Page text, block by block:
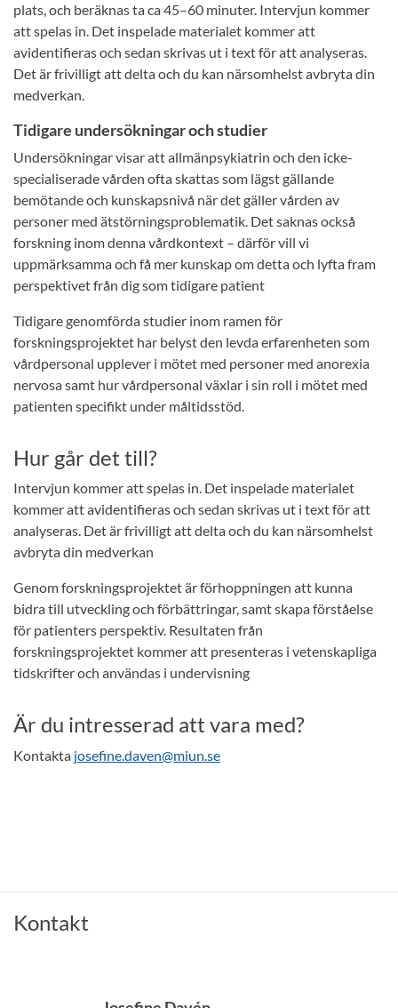
plats, och beräknas ta ca 45–60 minuter. Intervjun kommer
att spelas in. Det inspelade materialet kommer att
avidentifieras och sedan skrivas ut i text för att analyseras.
Det är frivilligt att delta och du kan närsomhelst avbryta din
medverkan.
Tidigare undersökningar och studier
Undersökningar visar att allmänpsykiatrin och den icke-
specialiserade vården ofta skattas som lägst gällande
bemötande och kunskapsnivå när det gäller vården av
personer med ätstörningsproblematik. Det saknas också
forskning inom denna vårdkontext – därför vill vi
uppmärksamma och få mer kunskap om detta och lyfta fram
perspektivet från dig som tidigare patient
Tidigare genomförda studier inom ramen för
forskningsprojektet har belyst den levda erfarenheten som
vårdpersonal upplever i mötet med personer med anorexia
nervosa samt hur vårdpersonal växlar i sin roll i mötet med
patienten specifikt under måltidsstöd.
Hur går det till?
Intervjun kommer att spelas in. Det inspelade materialet
kommer att avidentifieras och sedan skrivas ut i text för att
analyseras. Det är frivilligt att delta och du kan närsomhelst
avbryta din medverkan
Genom forskningsprojektet är förhoppningen att kunna
bidra till utveckling och förbättringar, samt skapa förståelse
för patienters perspektiv. Resultaten från
forskningsprojektet kommer att presenteras i vetenskapliga
tidskrifter och användas i undervisning
Är du intresserad att vara med?
Kontakta josefine.daven@miun.se
Kontakt